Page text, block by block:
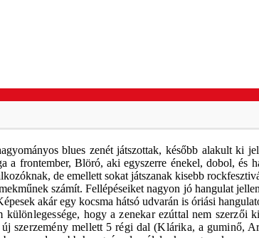
blues zenét játszottak, később alakult ki
frontember, Blöró, aki egyszerre énekel, dobol, és
de emellett sokat játszanak kisebb
számít. Fellépéseiket nagyon jó hangulat
akár egy kocsma hátsó udvarán is óriási
különlegessége, hogy a zenekar ezúttal nem szerzői
szerzemény mellett 5 régi dal (Klárika, a guminő,